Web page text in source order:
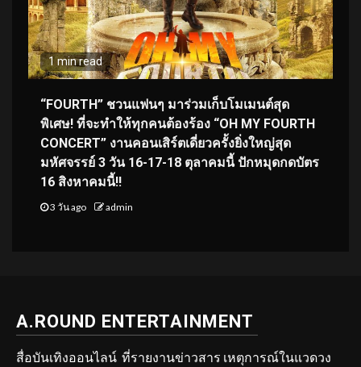
1 min read
“FOURTH” ชวนแฟนๆ มาร่วมเก็บโมเมนต์สุด
พิเศษ! ที่จะทำให้ทุกคนต้องร้อง “OH MY FOURTH
CONCERT” งานคอนเสิร์ตเดี่ยวครั้งยิ่งใหญ่สุด
มหัศจรรย์ 3 วัน 16-17-18 ตุลาคมนี้ ปักหมุดกดบัตร
16 สิงหาคมนี้!!
3 วัน ago admin
A.ROUND ENTERTAINMENT
สื่อบันเทิงออนไลน์ ที่รายงานข่าวสาร เหตุการณ์ในแวดวง